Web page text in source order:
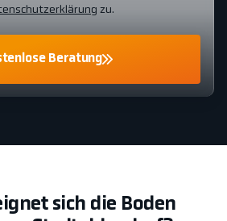
zu.
Beratung
sich die Boden